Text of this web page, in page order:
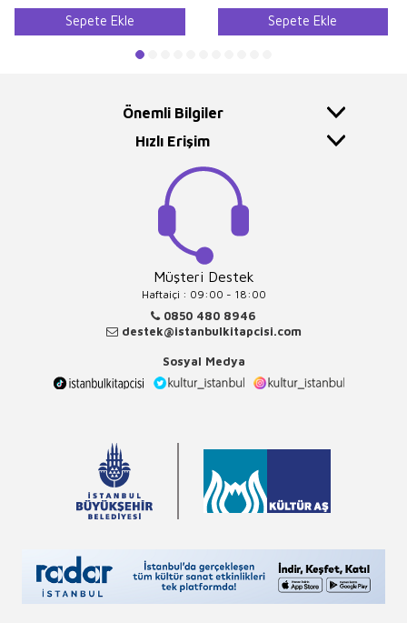
Sepete Ekle Sepete Ekle
Önemli Bilgiler
Hızlı Erişim
Müşteri Destek
Haftaiçi : 09:00 - 18:00
0850 480 8946
destek@istanbulkitapcisi.com
Sosyal Medya